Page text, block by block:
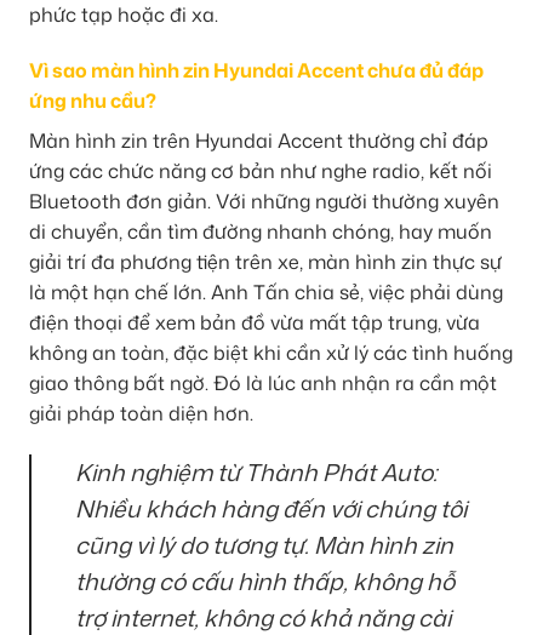
phức tạp hoặc đi xa.
Vì sao màn hình zin Hyundai Accent chưa đủ đáp
ứng nhu cầu?
Màn hình zin trên Hyundai Accent thường chỉ đáp
ứng các chức năng cơ bản như nghe radio, kết nối
Bluetooth đơn giản. Với những người thường xuyên
di chuyển, cần tìm đường nhanh chóng, hay muốn
giải trí đa phương tiện trên xe, màn hình zin thực sự
là một hạn chế lớn. Anh Tấn chia sẻ, việc phải dùng
điện thoại để xem bản đồ vừa mất tập trung, vừa
không an toàn, đặc biệt khi cần xử lý các tình huống
giao thông bất ngờ. Đó là lúc anh nhận ra cần một
giải pháp toàn diện hơn.
Kinh nghiệm từ Thành Phát Auto:
Nhiều khách hàng đến với chúng tôi
cũng vì lý do tương tự. Màn hình zin
thường có cấu hình thấp, không hỗ
trợ internet, không có khả năng cài